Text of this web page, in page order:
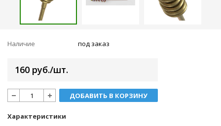
Наличие под заказ
160 руб./шт.
ДОБАВИТЬ В КОРЗИНУ
Характеристики